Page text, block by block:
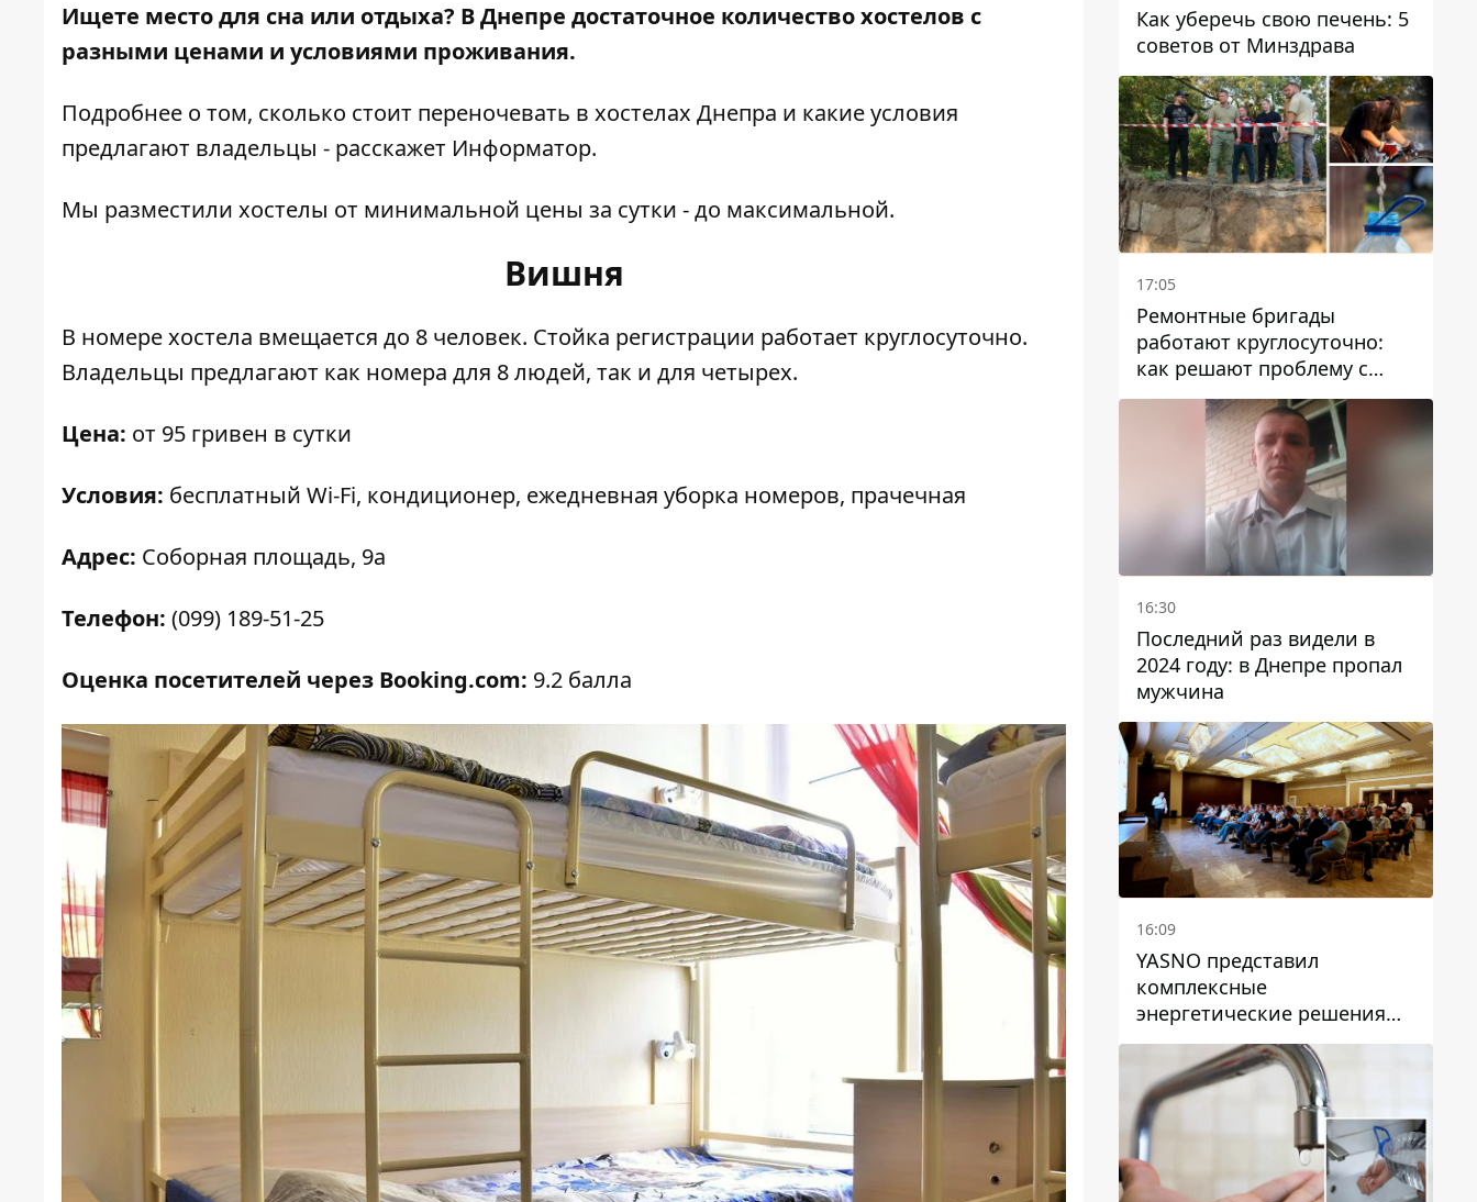
Ищете место для сна или отдыха? В Днепре достаточное количество хостелов с
разными ценами и условиями проживания.
Подробнее о том, сколько стоит переночевать в хостелах Днепра и какие условия
предлагают владельцы - расскажет Информатор.
Мы разместили хостелы от минимальной цены за сутки - до максимальной.
Вишня
В номере хостела вмещается до 8 человек. Стойка регистрации работает круглосуточно.
Владельцы предлагают как номера для 8 людей, так и для четырех.
Цена: от 95 гривен в сутки
Условия: бесплатный Wi-Fi, кондиционер, ежедневная уборка номеров, прачечная
Адрес: Соборная площадь, 9а
Телефон: (099) 189-51-25
Оценка посетителей через Booking.com: 9.2 балла
Как уберечь свою печень: 5
советов от Минздрава
17:05
Ремонтные бригады
работают круглосуточно:
как решают проблему с
водой в Марганецкой
громаде
16:30
Последний раз видели в
2024 году: в Днепре пропал
мужчина
16:09
YASNO представил
комплексные
энергетические решения
для бизнеса в Днепре